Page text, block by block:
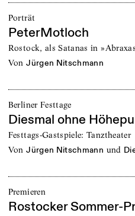
Porträt
PeterMotloch
Rostock, als Satanas in
von Jürgen Nitschmann
Berliner Festtage
Diesmal ohne
Festtags-Gastspiele: Tanztheater
von Jürgen Nitschmann und
Premieren
Rostocker Sommer-